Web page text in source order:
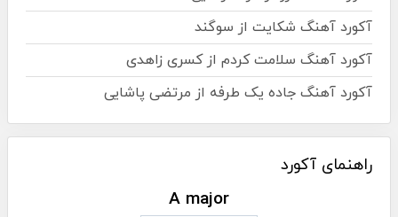
آکورد آهنگ شکایت از سوگند
آکورد آهنگ سلامت کردم از کسری زاهدی
آکورد آهنگ جاده یک طرفه از مرتضی پاشایی
راهنمای آکورد
A major